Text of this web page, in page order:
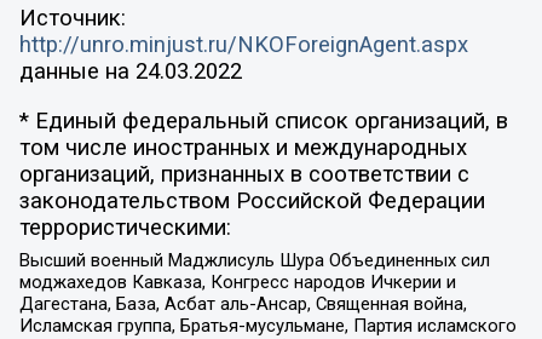
Источник:
http://unro.minjust.ru/NKOForeignAgent.aspx
данные на 24.03.2022
* Единый федеральный список организаций, в
том числе иностранных и международных
организаций, признанных в соответствии с
законодательством Российской Федерации
террористическими:
Высший военный Маджлисуль Шура Объединенных сил
моджахедов Кавказа, Конгресс народов Ичкерии и
Дагестана, База, Асбат аль-Ансар, Священная война,
Исламская группа, Братья-мусульмане, Партия исламского